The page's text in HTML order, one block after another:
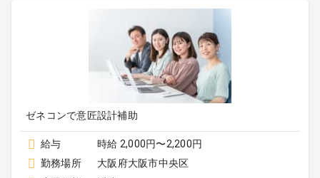
ゼネコンで意匠設計補助
給与
時給 2,000円〜2,200円
勤務場所
大阪府大阪市中央区